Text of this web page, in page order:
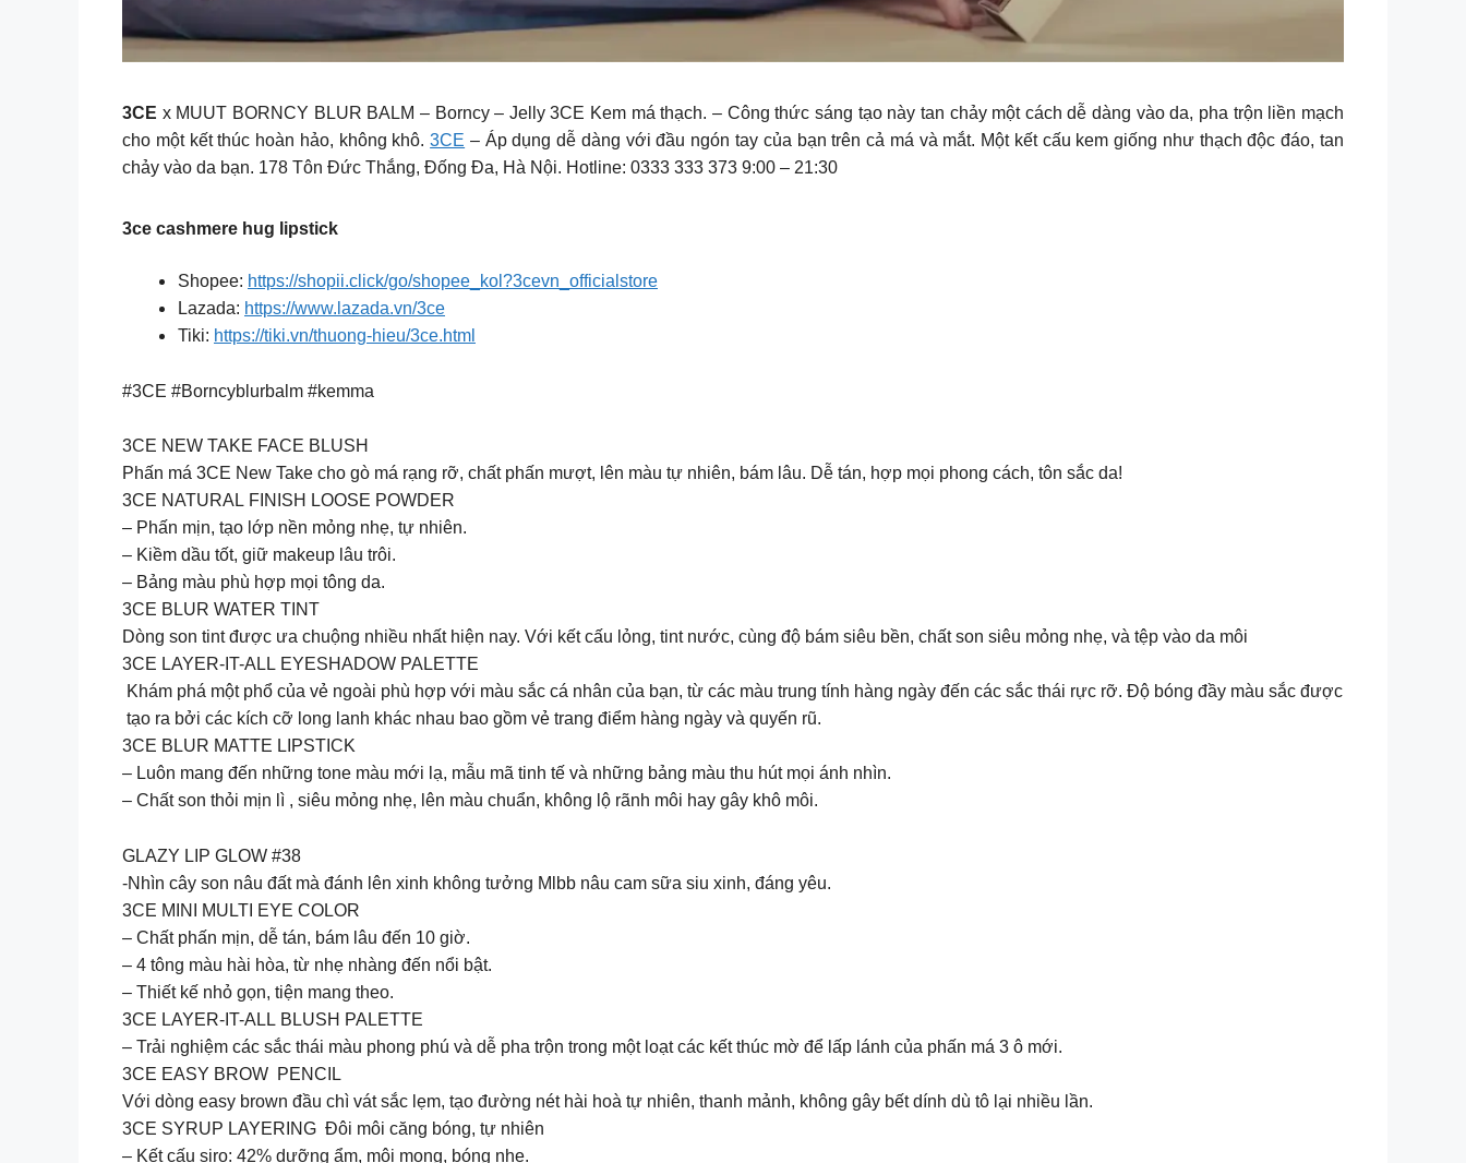
3CE x MUUT BORNCY BLUR BALM – Borncy – Jelly 3CE Kem má thạch. – Công thức sáng tạo này tan chảy một cách dễ dàng vào da, pha trộn liền mạch
cho một kết thúc hoàn hảo, không khô.3CE – Áp dụng dễ dàng với đầu ngón tay của bạn trên cả má và mắt. ️Một kết cấu kem giống như thạch độc đáo, tan
chảy vào da bạn. ​️178 Tôn Đức Thắng, Đống Đa, Hà Nội. ️ Hotline: 0333 333 373️ 9:00 – 21:30
3ce cashmere hug lipstick
Shopee: https://shopii.click/go/shopee_kol?3cevn_officialstore
Lazada: https://www.lazada.vn/3ce
Tiki: https://tiki.vn/thuong-hieu/3ce.html
#3CE #Borncyblurbalm #kemma
3CE NEW TAKE FACE BLUSH
Phấn má 3CE New Take cho gò má rạng rỡ, chất phấn mượt, lên màu tự nhiên, bám lâu. Dễ tán, hợp mọi phong cách, tôn sắc da!
3CE NATURAL FINISH LOOSE POWDER
– Phấn mịn, tạo lớp nền mỏng nhẹ, tự nhiên.
– Kiềm dầu tốt, giữ makeup lâu trôi.
– Bảng màu phù hợp mọi tông da.
3CE BLUR WATER TINT
Dòng son tint được ưa chuộng nhiều nhất hiện nay. Với kết cấu lỏng, tint nước, cùng độ bám siêu bền, chất son siêu mỏng nhẹ, và tệp vào da môi
3CE LAYER-IT-ALL EYESHADOW PALETTE
️ Khám phá một phổ của vẻ ngoài phù hợp với màu sắc cá nhân của bạn, từ các màu trung tính hàng ngày đến các sắc thái rực rỡ. Độ bóng đầy màu sắc được
tạo ra bởi các kích cỡ long lanh khác nhau bao gồm vẻ trang điểm hàng ngày và quyến rũ. ​ ​
3CE BLUR MATTE LIPSTICK
– Luôn mang đến những tone màu mới lạ, mẫu mã tinh tế và những bảng màu thu hút mọi ánh nhìn.
– Chất son thỏi mịn lì , siêu mỏng nhẹ, lên màu chuẩn, không lộ rãnh môi hay gây khô môi.
GLAZY LIP GLOW #38
-Nhìn cây son nâu đất mà đánh lên xinh không tưởng Mlbb nâu cam sữa siu xinh, đáng yêu.
3CE MINI MULTI EYE COLOR
– Chất phấn mịn, dễ tán, bám lâu đến 10 giờ.
– 4 tông màu hài hòa, từ nhẹ nhàng đến nổi bật.
– Thiết kế nhỏ gọn, tiện mang theo.
3CE LAYER-IT-ALL BLUSH PALETTE
– Trải nghiệm các sắc thái màu phong phú và dễ pha trộn trong một loạt các kết thúc mờ để lấp lánh của phấn má 3 ô mới.
3CE EASY BROW PENCIL
Với dòng easy brown đầu chì vát sắc lẹm, tạo đường nét hài hoà tự nhiên, thanh mảnh, không gây bết dính dù tô lại nhiều lần.
3CE SYRUP LAYERING Đôi môi căng bóng, tự nhiên
– Kết cấu siro: 42% dưỡng ẩm, môi mọng, bóng nhẹ.